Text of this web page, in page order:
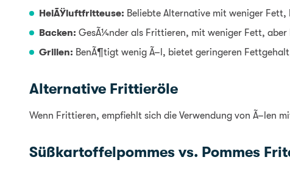
HeiÃŸluftfritteuse: Beliebte Alternative mit weniger
Backen: GesÃ¼nder als Frittieren, mit weniger Fett,
Grillen: BenÃ¶tigt wenig Ã–l, bietet geringeren
Alternative Frittieröle
Wenn Frittieren, empfiehlt sich die Verwendung von Ã–len
Süßkartoffelpommes vs. Pommes